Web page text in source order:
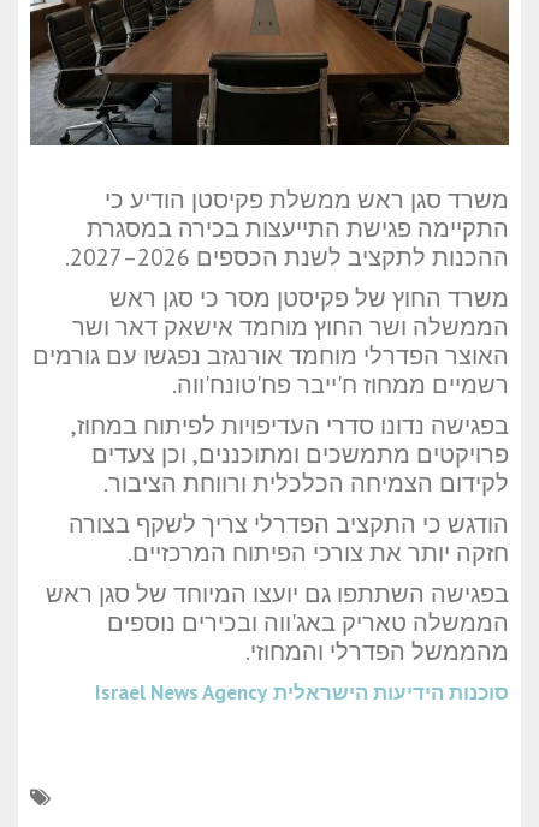
משרד סגן ראש ממשלת פקיסטן הודיע כי
התקיימה פגישת התייעצות בכירה במסגרת
ההכנות לתקציב לשנת הכספים 2026–2027.
משרד החוץ של פקיסטן מסר כי סגן ראש
הממשלה ושר החוץ מוחמד אישאק דאר ושר
האוצר הפדרלי מוחמד אורנגזב נפגשו עם גורמים
רשמיים ממחוז ח'ייבר פח'טונח'ווה.
בפגישה נדונו סדרי העדיפויות לפיתוח במחוז,
פרויקטים מתמשכים ומתוכננים, וכן צעדים
לקידום הצמיחה הכלכלית ורווחת הציבור.
הודגש כי התקציב הפדרלי צריך לשקף בצורה
חזקה יותר את צורכי הפיתוח המרכזיים.
בפגישה השתתפו גם יועצו המיוחד של סגן ראש
הממשלה טאריק באג'ווה ובכירים נוספים
מהממשל הפדרלי והמחוזי.
סוכנות הידיעות הישראלית Israel News Agency